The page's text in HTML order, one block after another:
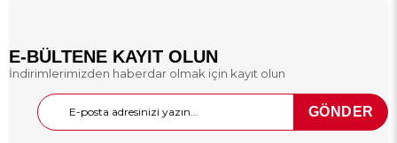
E-BÜLTENE KAYIT OLUN
İndirimlerimizden haberdar olmak için kayıt olun
GÖNDER